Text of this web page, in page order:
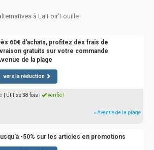
à La Foir'Fouille
60€ d'achats, profitez des frais de
gratuits sur votre commande
de la plage
vers la réduction
| Utilisé 38 fois vérifié !
» Avenue de la plage
-50% sur les articles en promotions